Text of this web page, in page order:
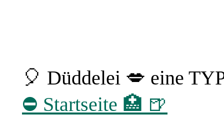
🎈 Düddelei 💋 eine
⛔ Startseite 🏥 🍺